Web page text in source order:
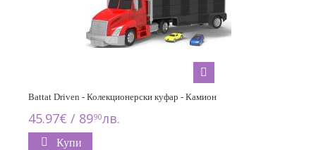
Battat Driven - Колекционерски куфар - Камион
45.97€ / 8990лв.
Купи